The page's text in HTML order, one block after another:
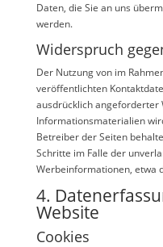
Daten, die Sie an uns
werden.
Widerspruch
Der Nutzung von im
veröffentlichten
ausdrücklich angeforderter
Informationsmaterialien
Betreiber der Seiten
Schritte im Falle der
Werbeinformationen, etwa
4.
Website
Cookies